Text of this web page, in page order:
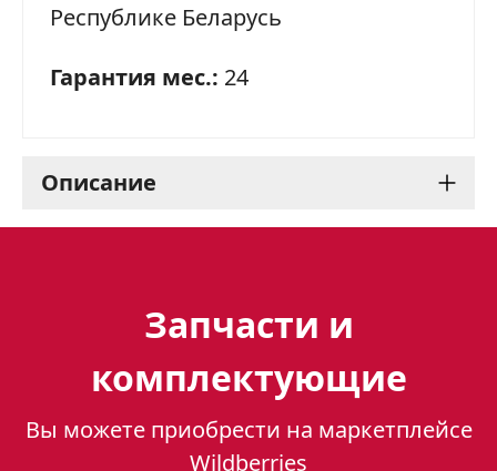
Республике Беларусь
Гарантия мес.: 24
Описание
сочетание практичности
и функциональности
Газоэлектрическая плита Gefest 5101-02
Запчасти и
комплектующие
Вы можете приобрести на маркетплейсе
Wildberries